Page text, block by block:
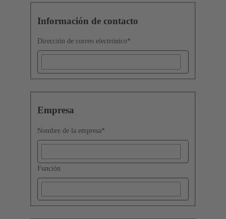
Información de contacto
Dirección de correo electrónico*
Empresa
Nombre de la empresa*
Función